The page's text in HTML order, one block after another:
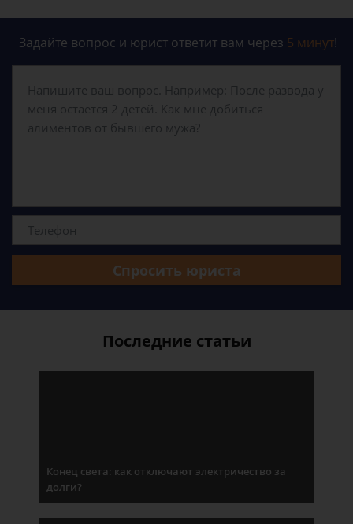
Задайте вопрос и юрист ответит вам через 5 минут!
Спросить юриста
Последние статьи
Конец света: как отключают электричество за
долги?